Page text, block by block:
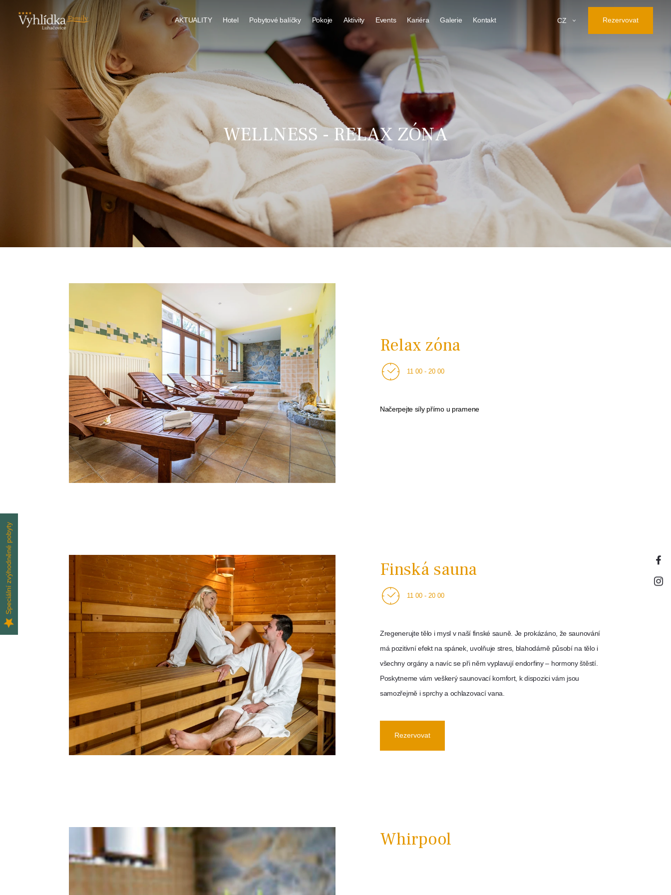
AKTUALITY
Hotel
Okolí hotelu
Gastronomie
Bowling
Wellness
Kontakt
Pobytové balíčky
Pokoje
Pokoje Vyhlídka
Pokoje Depandance
Aktivity
Wellness - relax zóna
Bowling
Koloběžky, šlapadla
Events
Firemní akce
Kariéra Galerie Kontakt CZ Rezervovat
WELLNESS - RELAX ZÓNA
Relax zóna
11 00 - 20 00
Načerpejte síly přímo u pramene
Finská sauna
11 00 - 20 00
Zregenerujte tělo i mysl v naší finské sauně. Je prokázáno, že saunování
má pozitivní efekt na spánek, uvolňuje stres, blahodárně působí na tělo i
všechny orgány a navíc se při něm vyplavují endorfiny – hormony štěstí.
Poskytneme vám veškerý saunovací komfort, k dispozici vám jsou
samozřejmě i sprchy a ochlazovací vana.
Rezervovat
Whirpool
Speciální zvýhodněné pobyty